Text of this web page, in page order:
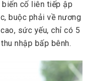
biến cố liên tiếp ập
buộc phải về nương
sức yếu, chỉ có 5
nhập bấp bênh.